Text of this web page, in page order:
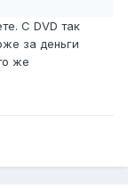
С DVD так
за деньги
же